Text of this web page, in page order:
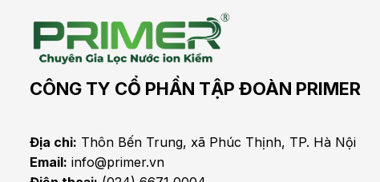
CÔNG TY CỔ PHẦN TẬP ĐOÀN PRIMER
Địa chỉ: Thôn Bến Trung, xã Phúc Thịnh, TP. Hà Nội
Email: info@primer.vn